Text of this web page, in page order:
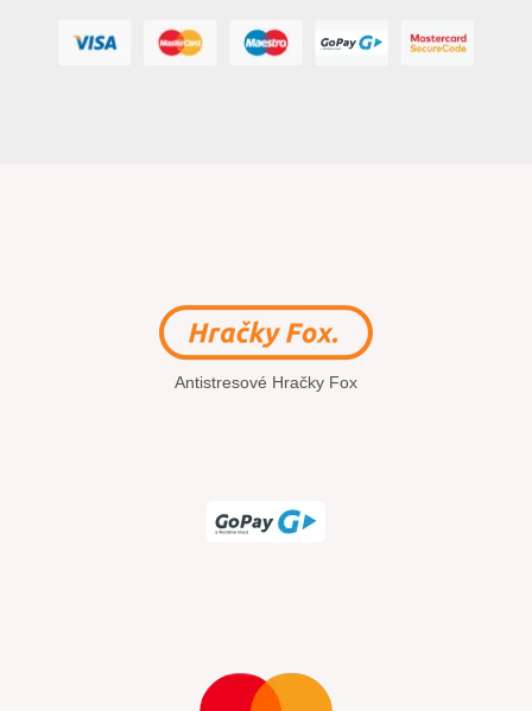
Antistresové Hračky Fox